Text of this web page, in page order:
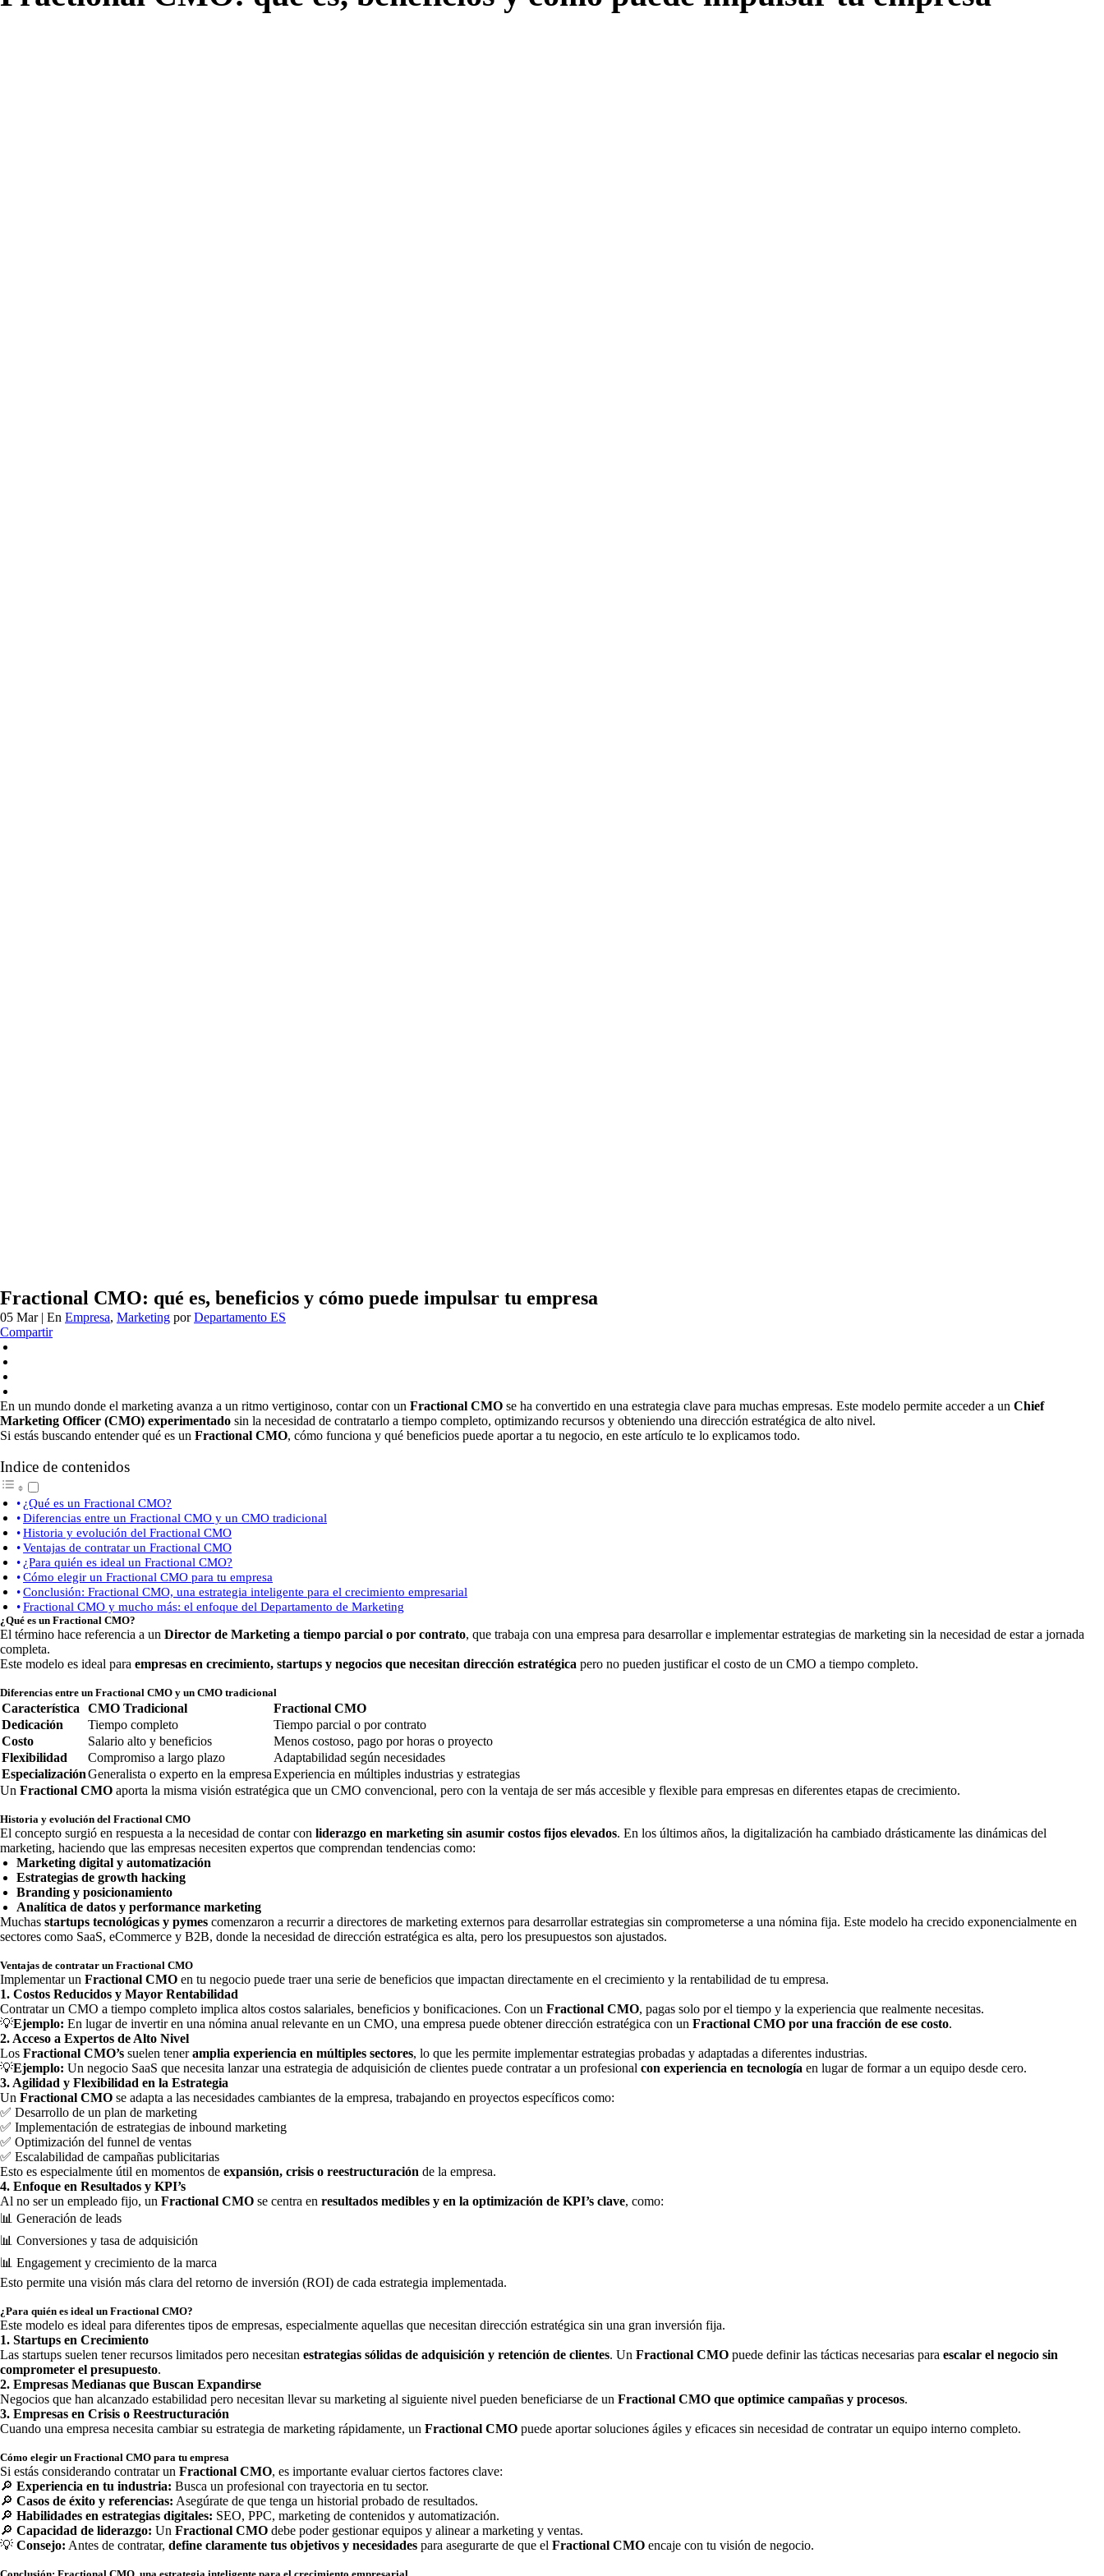
Fractional CMO: qué es, beneficios y cómo puede impulsar tu empresa
05 Mar| En Empresa, Marketing porDepartamento ES
Compartir
En un mundo donde el marketing avanza a un ritmo vertiginoso, contar con un Fractional CMO se ha convertido en una estrategia clave para muchas empresas. Este modelo permite acceder a un Chief
Marketing Officer (CMO) experimentado sin la necesidad de contratarlo a tiempo completo, optimizando recursos y obteniendo una dirección estratégica de alto nivel.
Si estás buscando entender qué es un Fractional CMO, cómo funciona y qué beneficios puede aportar a tu negocio, en este artículo te lo explicamos todo.
Indice de contenidos
¿Qué es un Fractional CMO?
Diferencias entre un Fractional CMO y un CMO tradicional
Historia y evolución del Fractional CMO
Ventajas de contratar un Fractional CMO
¿Para quién es ideal un Fractional CMO?
Cómo elegir un Fractional CMO para tu empresa
Conclusión: Fractional CMO, una estrategia inteligente para el crecimiento empresarial
Fractional CMO y mucho más: el enfoque del Departamento de Marketing
¿Qué es un Fractional CMO?
El término hace referencia a un Director de Marketing a tiempo parcial o por contrato, que trabaja con una empresa para desarrollar e implementar estrategias de marketing sin la necesidad de estar a jornada
completa.
Este modelo es ideal para empresas en crecimiento, startups y negocios que necesitan dirección estratégica pero no pueden justificar el costo de un CMO a tiempo completo.
Diferencias entre un Fractional CMO y un CMO tradicional
Característica CMO Tradicional
Fractional CMO
Dedicación
Tiempo completo
Tiempo parcial o por contrato
Costo
Salario alto y beneficios
Menos costoso, pago por horas o proyecto
Flexibilidad
Compromiso a largo plazo
Adaptabilidad según necesidades
EspecializaciónGeneralista o experto en la empresaExperiencia en múltiples industrias y estrategias
Un Fractional CMO aporta la misma visión estratégica que un CMO convencional, pero con la ventaja de ser más accesible y flexible para empresas en diferentes etapas de crecimiento.
Historia y evolución del Fractional CMO
El concepto surgió en respuesta a la necesidad de contar con liderazgo en marketing sin asumir costos fijos elevados. En los últimos años, la digitalización ha cambiado drásticamente las dinámicas del
marketing, haciendo que las empresas necesiten expertos que comprendan tendencias como:
Marketing digital y automatización
Estrategias de growth hacking
Branding y posicionamiento
Analítica de datos y performance marketing
Muchas startups tecnológicas y pymes comenzaron a recurrir a directores de marketing externos para desarrollar estrategias sin comprometerse a una nómina fija. Este modelo ha crecido exponencialmente en
sectores como SaaS, eCommerce y B2B, donde la necesidad de dirección estratégica es alta, pero los presupuestos son ajustados.
Ventajas de contratar un Fractional CMO
Implementar un Fractional CMO en tu negocio puede traer una serie de beneficios que impactan directamente en el crecimiento y la rentabilidad de tu empresa.
1. Costos Reducidos y Mayor Rentabilidad
Contratar un CMO a tiempo completo implica altos costos salariales, beneficios y bonificaciones. Con un Fractional CMO, pagas solo por el tiempo y la experiencia que realmente necesitas.
💡Ejemplo: En lugar de invertir en una nómina anual relevante en un CMO, una empresa puede obtener dirección estratégica con un Fractional CMO por una fracción de ese costo.
2. Acceso a Expertos de Alto Nivel
Los Fractional CMO’s suelen teneramplia experiencia en múltiples sectores, lo que les permite implementar estrategias probadas y adaptadas a diferentes industrias.
💡Ejemplo: Un negocio SaaS que necesita lanzar una estrategia de adquisición de clientes puede contratar a un profesional con experiencia en tecnología en lugar de formar a un equipo desde cero.
3. Agilidad y Flexibilidad en la Estrategia
Un Fractional CMO se adapta a las necesidades cambiantes de la empresa, trabajando en proyectos específicos como:
✅ Desarrollo de un plan de marketing
✅ Implementación de estrategias de inbound marketing
✅ Optimización del funnel de ventas
✅ Escalabilidad de campañas publicitarias
Esto es especialmente útil en momentos de expansión, crisis o reestructuración de la empresa.
4. Enfoque en Resultados y KPI’s
Al no ser un empleado fijo, un Fractional CMO se centra en resultados medibles y en la optimización de KPI’s clave, como:
📊 Generación de leads
📊 Conversiones y tasa de adquisición
📊 Engagement y crecimiento de la marca
Esto permite una visión más clara del retorno de inversión (ROI) de cada estrategia implementada.
¿Para quién es ideal un Fractional CMO?
Este modelo es ideal para diferentes tipos de empresas, especialmente aquellas que necesitan dirección estratégica sin una gran inversión fija.
1. Startups en Crecimiento
Las startups suelen tener recursos limitados pero necesitan estrategias sólidas de adquisición y retención de clientes. Un Fractional CMO puede definir las tácticas necesarias para escalar el negocio sin
comprometer el presupuesto.
2. Empresas Medianas que Buscan Expandirse
Negocios que han alcanzado estabilidad pero necesitan llevar su marketing al siguiente nivel pueden beneficiarse de un Fractional CMO que optimice campañas y procesos.
3. Empresas en Crisis o Reestructuración
Cuando una empresa necesita cambiar su estrategia de marketing rápidamente, un Fractional CMO puede aportar soluciones ágiles y eficaces sin necesidad de contratar un equipo interno completo.
Cómo elegir un Fractional CMO para tu empresa
Si estás considerando contratar un Fractional CMO, es importante evaluar ciertos factores clave:
🔎 Experiencia en tu industria: Busca un profesional con trayectoria en tu sector.
🔎 Casos de éxito y referencias: Asegúrate de que tenga un historial probado de resultados.
🔎 Habilidades en estrategias digitales: SEO, PPC, marketing de contenidos y automatización.
🔎 Capacidad de liderazgo: Un Fractional CMO debe poder gestionar equipos y alinear a marketing y ventas.
💡 Consejo: Antes de contratar, define claramente tus objetivos y necesidades para asegurarte de que el Fractional CMO encaje con tu visión de negocio.